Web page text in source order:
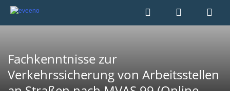
Fachkenntnisse zur
Verkehrssicherung von Arbeitsstellen